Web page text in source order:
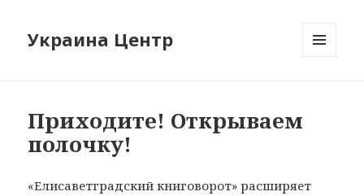
Украина Центр
Приходите! Открываем
полочку!
«Елисаветградский книговорот» расширяет